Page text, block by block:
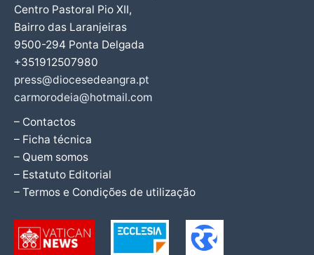
Centro Pastoral Pio XII,
Bairro das Laranjeiras
9500-294 Ponta Delgada
+351912507980
press@diocesedeangra.pt
carmorodeia@hotmail.com
– Contactos
– Ficha técnica
– Quem somos
– Estatuto Editorial
– Termos e Condições de utilização